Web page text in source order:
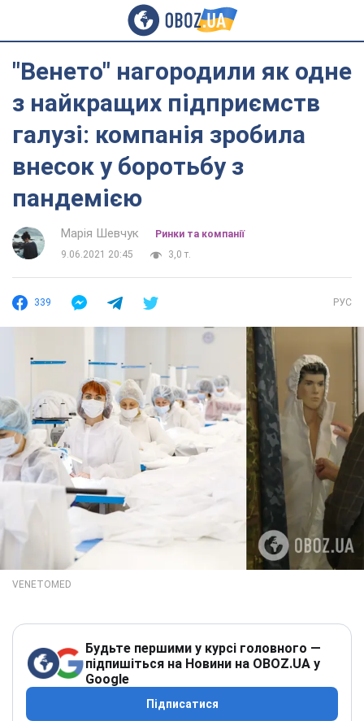
"Венето" нагородили як одне
з найкращих підприємств
галузі: компанія зробила
внесок у боротьбу з
пандемією
Марія Шевчук
Ринки та компанії
9.06.2021 20:45
3,0 т.
339 РУС
Будьте першими у курсі головного —
підпишіться на Новини на OBOZ.UA у
Google
Підписатися